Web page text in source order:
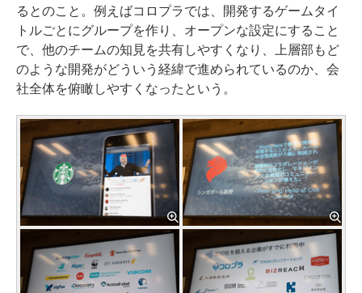
るとのこと。例えばコロプラでは、開発するゲームタイ
トルごとにグループを作り、オープンな設定にすること
で、他のチームの知見を共有しやすくなり、上層部もど
のような開発がどういう経緯で進められているのか、会
社全体を俯瞰しやすくなったという。